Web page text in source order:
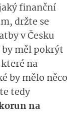
finanční
držte se
v Česku
měl pokrýt
na
by mělo něco
tedy
na